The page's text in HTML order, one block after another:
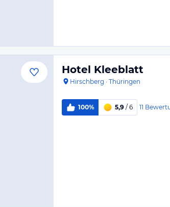
Hotel Kleeblatt
Hirschberg · Thüringen
100% 5,9 / 6 11